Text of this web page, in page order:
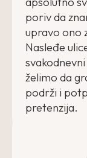
poriv da
upravo ono
Nasleđe
želimo da
podrži i
pretenzija.